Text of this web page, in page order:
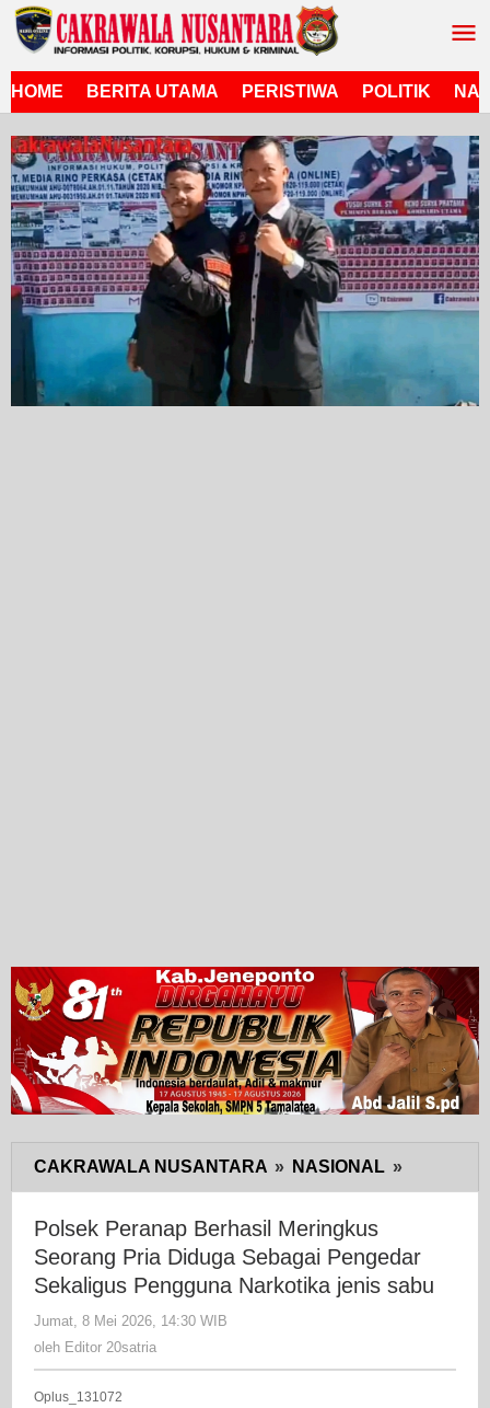
Lewati
ke
HOME
BERITA UTAMA PERISTIWA POLITIK
CAKRAWALA NUSANTARA » NASIONAL »
Peranap
Pria
Pengedar
Polsek Peranap Berhasil Meringkus
Seorang Pria Diduga Sebagai Pengedar
Sekaligus Pengguna Narkotika jenis sabu
Jumat, 8 Mei 2026, 14:30 WIB
oleh Editor 20satria
Oplus_131072